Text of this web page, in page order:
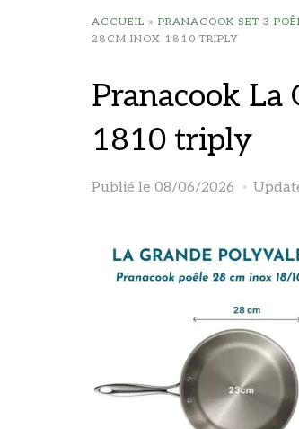
ACCUEIL » PRANACOOK SET 3
28CM INOX 1810 TRIPLY
Pranacook
1810 triply
Publié le 08/06/2026